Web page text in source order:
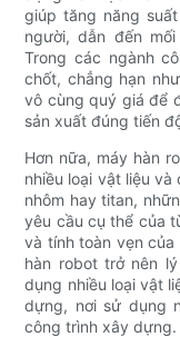
giúp tăng năng
người, dẫn đến
Trong các ngành
chốt, chẳng hạn
vô cùng quý giá để
sản xuất đúng tiến
Hơn nữa, máy hàn
nhiều loại vật liệu và
nhôm hay titan,
yêu cầu cụ thể của
và tính toàn vẹn của
hàn robot trở nên
dụng nhiều loại vật
dựng, nơi sử dụng
công trình xây dựng.